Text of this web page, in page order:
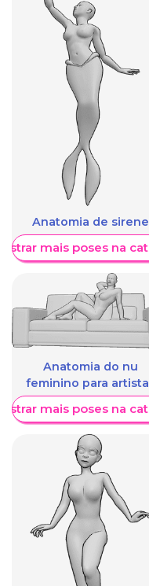
Anatomia de sirene
mais poses na
Anatomia do nu
feminino para
mais poses na